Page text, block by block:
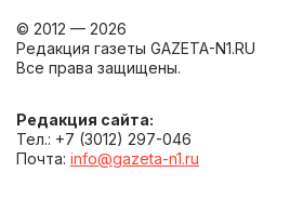
© 2012 — 2026
Редакция газеты GAZETA-N1.RU
Все права защищены.
Редакция сайта:
Тел.: +7 (3012) 297-046
Почта: info@gazeta-n1.ru